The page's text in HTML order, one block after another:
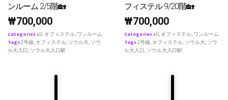
ンルーム 2/5階🏡
₩700,000
Categoriesall, オフィステル, ワンルーム
Tags2号線, オフィステル, ソウル大, ソウ
ル大入口, ソウル大入口駅
フィステル 9/20階🏡
₩700,000
Categoriesall, オフィステル, ワンルーム
Tags2号線, オフィステル, ソウル大, ソウ
ル大入口, ソウル大入口駅